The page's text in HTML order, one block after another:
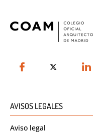
AVISOS LEGALES
Aviso legal